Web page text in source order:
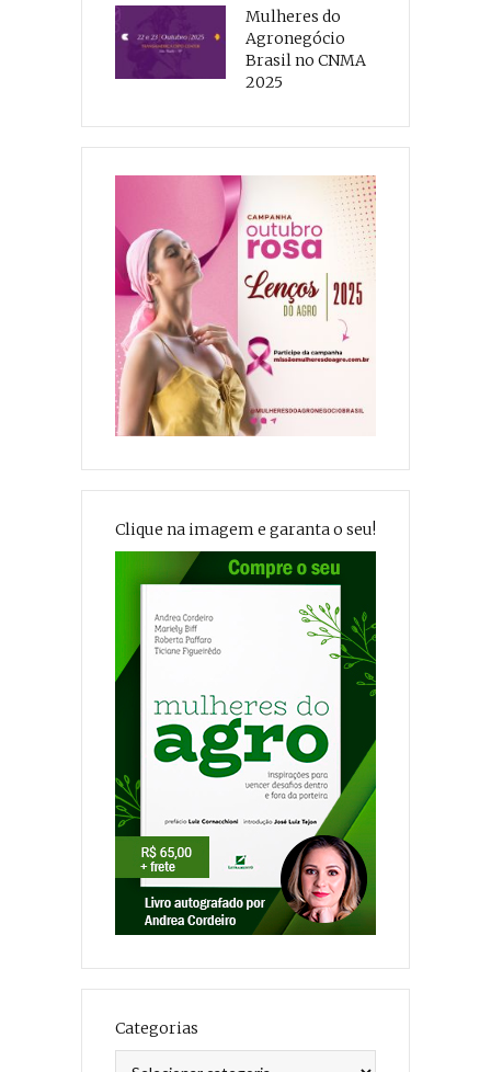
Mulheres do
Agronegócio
Brasil no CNMA
2025
Clique na imagem e garanta o seu!
Categorias